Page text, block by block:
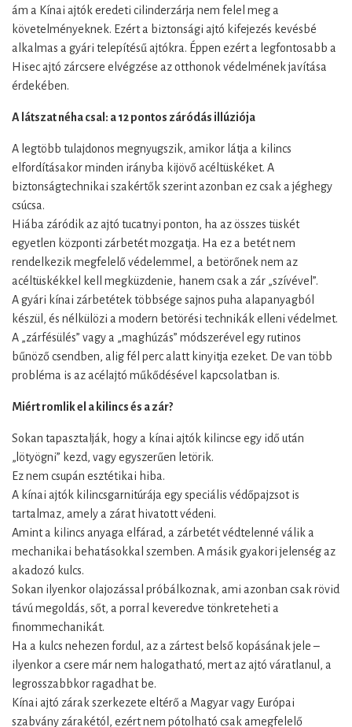
ám a Kínai ajtók eredeti cilinderzárja nem felel meg a
követelményeknek. Ezért a biztonsági ajtó kifejezés kevésbé
alkalmas a gyári telepítésű ajtókra. Éppen ezért a legfontosabb a
Hisec ajtó zárcsere elvégzése az otthonok védelmének javítása
érdekében.
A látszat néha csal: a 12 pontos záródás illúziója
A legtöbb tulajdonos megnyugszik, amikor látja a kilincs
elfordításakor minden irányba kijövő acéltüskéket. A
biztonságtechnikai szakértők szerint azonban ez csak a jéghegy
csúcsa.
Hiába záródik az ajtó tucatnyi ponton, ha az összes tüskét
egyetlen központi zárbetét mozgatja. Ha ez a betét nem
rendelkezik megfelelő védelemmel, a betörőnek nem az
acéltüskékkel kell megküzdenie, hanem csak a zár „szívével”.
A gyári kínai zárbetétek többsége sajnos puha alapanyagból
készül, és nélkülözi a modern betörési technikák elleni védelmet.
A „zárfésülés” vagy a „maghúzás” módszerével egy rutinos
bűnöző csendben, alig fél perc alatt kinyitja ezeket. De van több
probléma is az acélajtó műkődésével kapcsolatban is.
Miért romlik el a kilincs és a zár?
Sokan tapasztalják, hogy a kínai ajtók kilincse egy idő után
„lötyögni” kezd, vagy egyszerűen letörik.
Ez nem csupán esztétikai hiba.
A kínai ajtók kilincsgarnitúrája egy speciális védőpajzsot is
tartalmaz, amely a zárat hivatott védeni.
Amint a kilincs anyaga elfárad, a zárbetét védtelenné válik a
mechanikai behatásokkal szemben. A másik gyakori jelenség az
akadozó kulcs.
Sokan ilyenkor olajozással próbálkoznak, ami azonban csak rövid
távú megoldás, sőt, a porral keveredve tönkreteheti a
finommechanikát.
Ha a kulcs nehezen fordul, az a zártest belső kopásának jele –
ilyenkor a csere már nem halogatható, mert az ajtó váratlanul, a
legrosszabbkor ragadhat be.
Kínai ajtó zárak szerkezete eltérő a Magyar vagy Európai
szabvány zárakétól, ezért nem pótolható csak amegfelelő